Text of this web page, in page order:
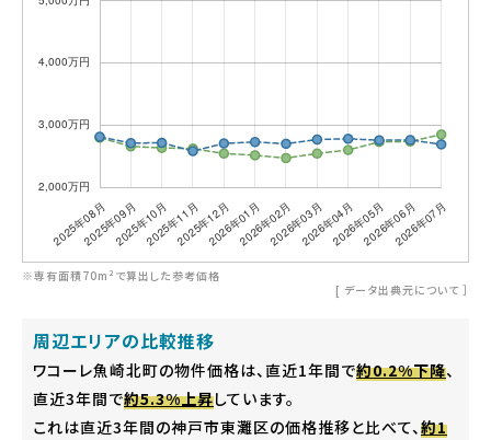
※専有面積70m²で算出した参考価格
[ データ出典元について ］
周辺エリアの比較推移
ワコーレ魚崎北町の物件価格は、直近1年間で約0.2%下降、
直近3年間で約5.3%上昇しています。
これは直近3年間の神戸市東灘区の価格推移と比べて、約1